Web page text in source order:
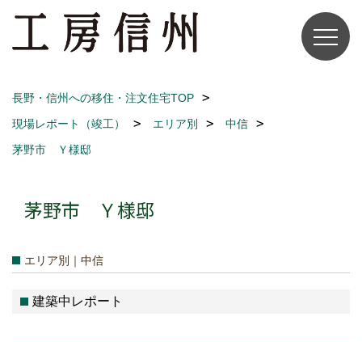
長野・信州への移住・注文住宅TOP
現場レポート（竣工）
エリア別
中信
茅野市 Ｙ様邸
茅野市 Ｙ様邸
エリア別｜中信
建築中レポート